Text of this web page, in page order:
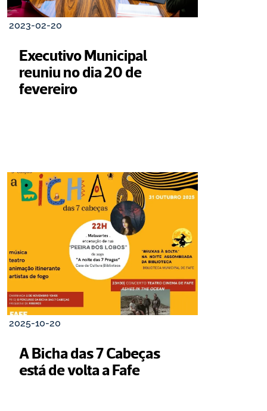
2023-02-20
Executivo Municipal
reuniu no dia 20 de
fevereiro
2025-10-20
A Bicha das 7 Cabeças
está de volta a Fafe